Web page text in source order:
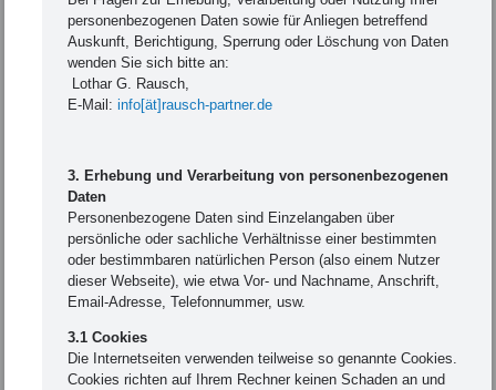
personenbezogenen Daten sowie für Anliegen betreffend
Auskunft, Berichtigung, Sperrung oder Löschung von Daten
wenden Sie sich bitte an:
Lothar G. Rausch,
E-Mail:info[ät]rausch-partner.de
3. Erhebung und Verarbeitung von personenbezogenen
Daten
Personenbezogene Daten sind Einzelangaben über
persönliche oder sachliche Verhältnisse einer bestimmten
oder bestimmbaren natürlichen Person (also einem Nutzer
dieser Webseite), wie etwa Vor- und Nachname, Anschrift,
Email-Adresse, Telefonnummer, usw.
3.1 Cookies
Die Internetseiten verwenden teilweise so genannte Cookies.
Cookies richten auf Ihrem Rechner keinen Schaden an und